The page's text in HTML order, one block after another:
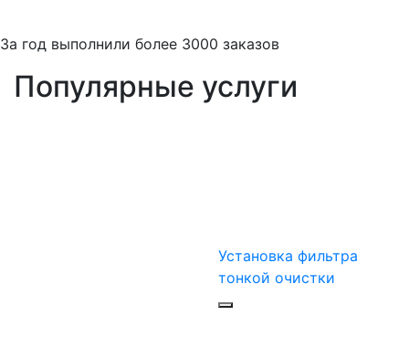
За год выполнили более 3000 заказов
Популярные услуги
Установка фильтра
тонкой очистки